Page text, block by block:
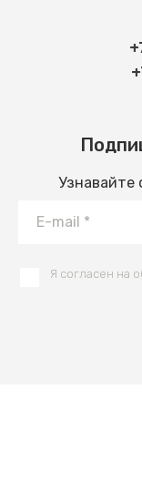
Узнавайте
Я согласен на